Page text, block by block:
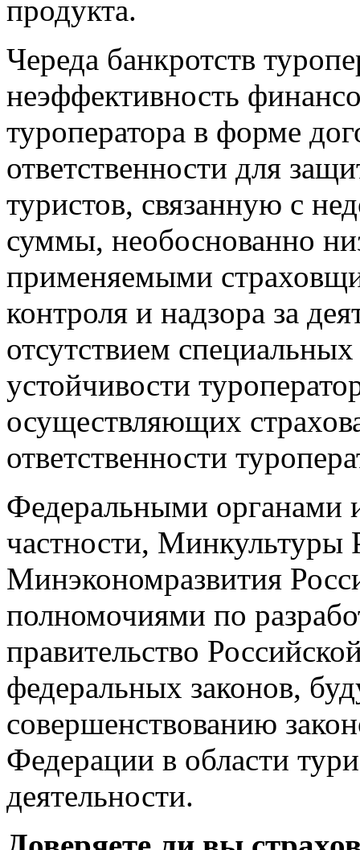
продукта.
Череда банкротств
неэффективность
туроператора в форме
ответственности для
туристов, связанную с
суммы, необоснованно
применяемыми
контроля и надзора за
отсутствием
устойчивости
осуществляющих
ответственности
Федеральными органами
частности,
Минэкономразвития
полномочиями по
правительство
федеральных законов,
совершенствованию
Федерации в области
деятельности.